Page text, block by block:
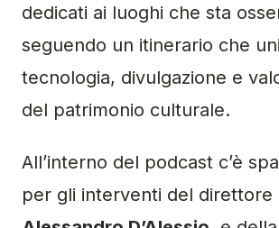
dedicati ai luoghi che sta
seguendo un itinerario che
tecnologia, divulgazione e
del patrimonio culturale.
All’interno del podcast c’è
per gli interventi del direttore